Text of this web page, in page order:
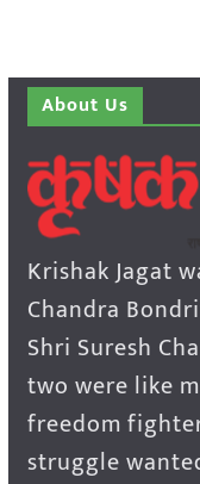
About Us
Krishak Jagat
Chandra
Shri Suresh
two were like
freedom
struggle